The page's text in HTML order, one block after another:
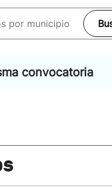
convocatoria